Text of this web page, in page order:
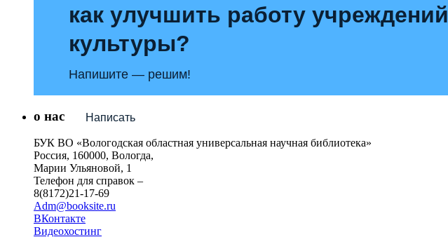
как улучшить работу учреждений
культуры?
Напишите — решим!
Написать
о нас
БУК ВО «Вологодская областная универсальная научная библиотека»
Россия, 160000, Вологда,
Марии Ульяновой, 1
Телефон для справок –
8(8172)21-17-69
Adm@booksite.ru
ВКонтакте
Видеохостинг